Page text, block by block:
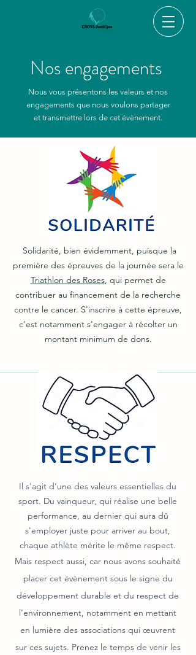
Nos engagements
Nous vous présentons les valeurs et nos
engagements que nous voulons partager
et transmettre lors de cet évènement.
Solidarité, bien évidemment, puisque la
première des épreuves de la journée sera le
Triathlon des Roses, qui permet de
contribuer au financement de la recherche
contre le cancer. S'inscrire à cette épreuve,
c'est notamment s'engager à récolter un
montant minimum de dons.
Il s'agit d'une des valeurs essentielles du
sport. Du vainqueur, qui réalise une belle
performance, au dernier qui aura dû
s'employer juste pour arriver au bout,
chaque athlète mérite le même respect.
Mais respect aussi, car nous avons souhaité
placer cet évènement sous le signe du
développement durable et du respect de
l'environnement, notamment en mettant
en lumière des associations qui œuvrent
sur ces sujets. Prenez le temps de venir les